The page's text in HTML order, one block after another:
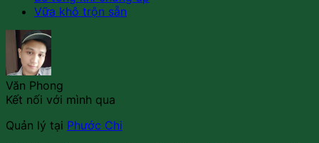
Vữa khô trộn sẵn
Văn Phong
Kết nối với mình qua
Quản lý tại Phước Chi